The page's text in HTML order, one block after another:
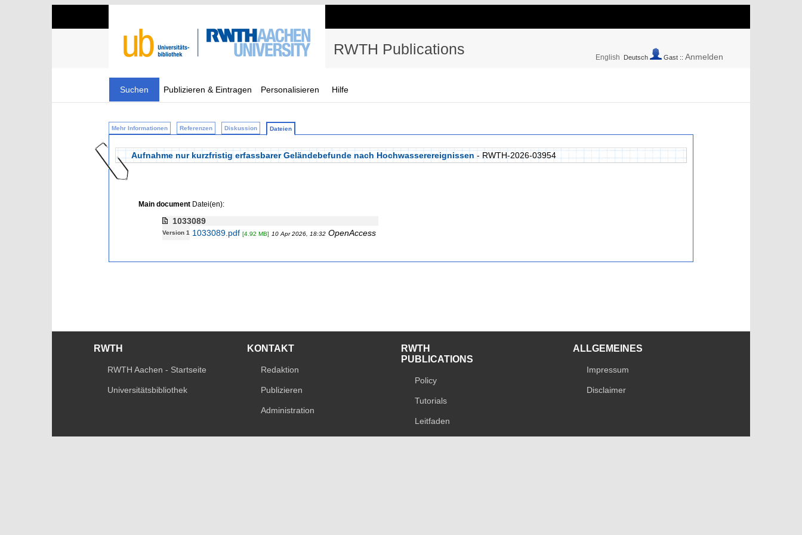
RWTH Publications English Deutsch Gast :: Anmelden
Suchen Publizieren & Eintragen Personalisieren Hilfe
Mehr Informationen Referenzen Diskussion Dateien
Aufnahme nur kurzfristig erfassbarer Geländebefunde nach Hochwasserereignissen - RWTH-2026-03954
Main documentDatei(en):
1033089
Version 1 1033089.pdf [4.92 MB] 10 Apr 2026, 18:32 OpenAccess
RWTH
RWTH Aachen - Startseite
Universitätsbibliothek
KONTAKT
Redaktion
Publizieren
Administration
RWTH
PUBLICATIONS
Policy
Tutorials
Leitfaden
ALLGEMEINES
Impressum
Disclaimer